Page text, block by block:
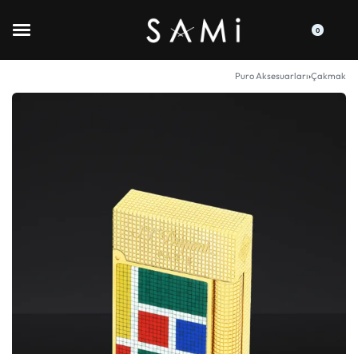
0
Puro Aksesuarları›Çakmak